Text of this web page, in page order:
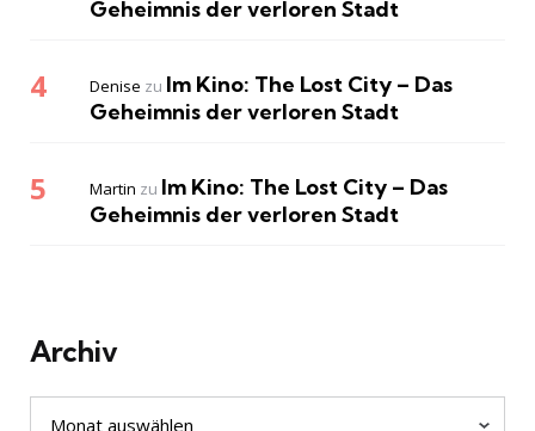
Geheimnis der verloren Stadt
Denise zu Im Kino: The Lost City – Das
Geheimnis der verloren Stadt
Martin zu Im Kino: The Lost City – Das
Geheimnis der verloren Stadt
Archiv